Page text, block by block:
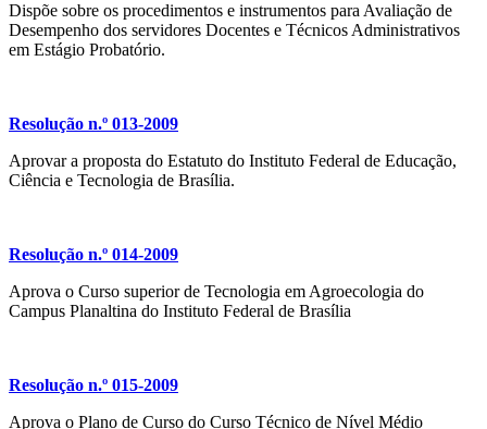
Dispõe sobre os procedimentos e instrumentos para Avaliação de
Desempenho dos servidores Docentes e Técnicos Administrativos
em Estágio Probatório.
Resolução n.º 013-2009
Aprovar a proposta do Estatuto do Instituto Federal de Educação,
Ciência e Tecnologia de Brasília.
Resolução n.º 014-2009
Aprova o Curso superior de Tecnologia em Agroecologia do
Campus Planaltina do Instituto Federal de Brasília
Resolução n.º 015-2009
Aprova o Plano de Curso do Curso Técnico de Nível Médio